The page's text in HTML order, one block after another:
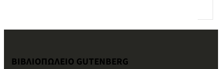
ΒΙΒΛΙΟΠΩΛΕΙΟ GUTENBERG